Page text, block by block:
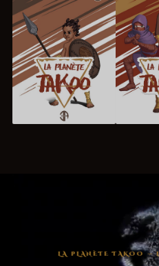
LA PLANÈTE TAKOO —